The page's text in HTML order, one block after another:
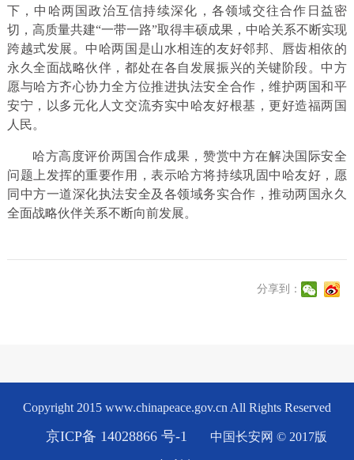
下，中哈两国政治互信持续深化，各领域交往合作日益密
切，高质量共建“一带一路”取得丰硕成果，中哈关系不断实现
跨越式发展。中哈两国是山水相连的友好邻邦、唇齿相依的
永久全面战略伙伴，都处在各自发展振兴的关键阶段。中方
愿与哈方齐心协力全方位推进执法安全合作，维护两国和平
安宁，以多元化人文交流夯实中哈友好根基，更好造福两国
人民。
哈方高度评价两国合作成果，赞赏中方在解决国际安全
问题上发挥的重要作用，表示哈方将持续巩固中哈友好，愿
同中方一道深化执法安全及各领域务实合作，推动两国永久
全面战略伙伴关系不断向前发展。
分享到：
Copyright 2015 www.chinapeace.gov.cn All Rights Reserved
京ICP备 14028866 号-1 中国长安网 © 2017版